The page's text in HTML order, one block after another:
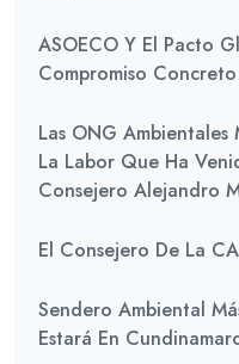
ASOECO Y El Pacto
Compromiso
Las ONG
La Labor Que Ha
Consejero Alejandro
El Consejero De La
Sendero Ambiental
Estará En